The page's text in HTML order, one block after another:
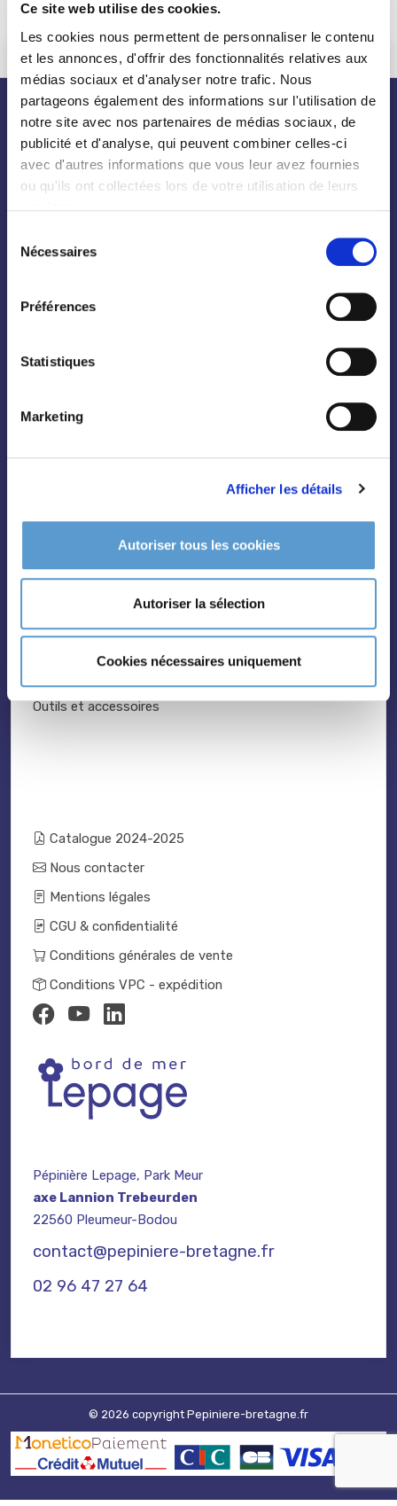
Ce site web utilise des cookies.
Les cookies nous permettent de personnaliser le contenu
et les annonces, d'offrir des fonctionnalités relatives aux
médias sociaux et d'analyser notre trafic. Nous
partageons également des informations sur l'utilisation de
notre site avec nos partenaires de médias sociaux, de
publicité et d'analyse, qui peuvent combiner celles-ci
avec d'autres informations que vous leur avez fournies
ou qu'ils ont collectées lors de votre utilisation de leurs
Nécessaires
Préférences
Statistiques
Marketing
Afficher les détails
Autoriser tous les cookies
Autoriser la sélection
Cookies nécessaires uniquement
nos plantes
Toutes les plantes
Arbustes
Bambous
Hortensias
Outils et accessoires
Catalogue 2024-2025
Nous contacter
Mentions légales
CGU & confidentialité
Conditions générales de vente
Conditions VPC - expédition
Pépinière Lepage, Park Meur
axe Lannion Trebeurden
22560 Pleumeur-Bodou
contact@pepiniere-bretagne.fr
02 96 47 27 64
© 2026 copyright Pepiniere-bretagne.fr